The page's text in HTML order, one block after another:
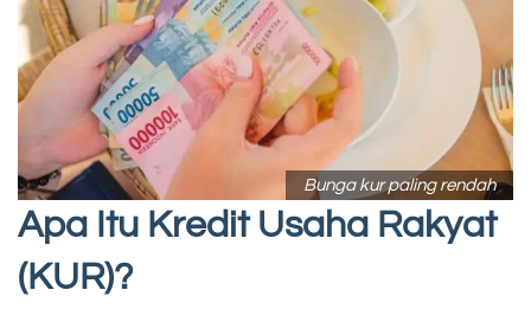
Bunga kur paling rendah
Apa Itu Kredit Usaha Rakyat
(KUR)?